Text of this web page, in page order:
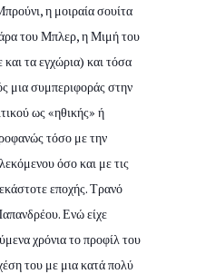
η μοιραία σουίτα
του Μπλερ, η Μιμή του
τα εγχώρια) και τόσα
μια συμπεριφοράς στην
ως «ηθικής» ή
τόσο με την
όσο και με τις
εποχής. Τρανό
Ενώ είχε
χρόνια το προφίλ του
του με μια κατά πολύ